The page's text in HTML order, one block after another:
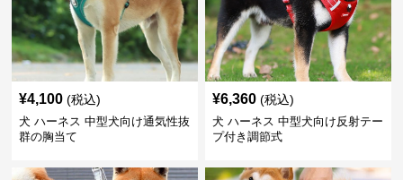
¥4,100 (税込)
犬 ハーネス 中型犬向け通気性抜
群の胸当て
¥6,360 (税込)
犬 ハーネス 中型犬向け反射テー
プ付き調節式